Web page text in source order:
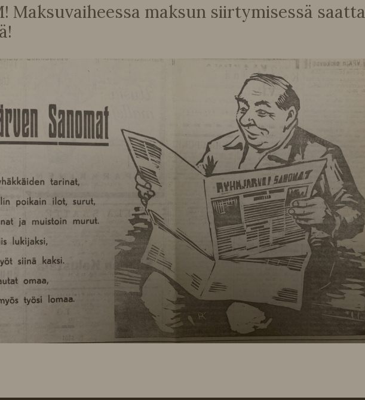
Maksuvaiheessa maksun siirtymisessä